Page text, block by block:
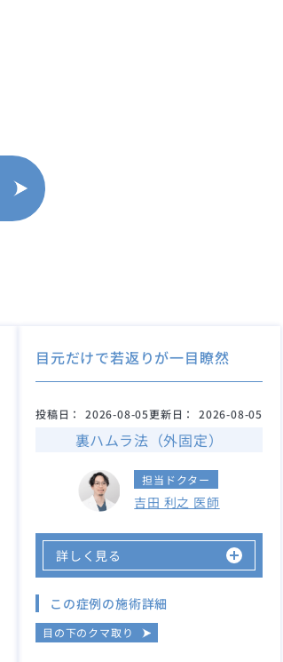
目元だけで若返りが一目瞭然
投稿日： 2026-08-05更新日： 2026-08-05
裏ハムラ法（外固定）
担当ドクター
吉田 利之 医師
詳しく見る
この症例の施術詳細
目の下のクマ取り